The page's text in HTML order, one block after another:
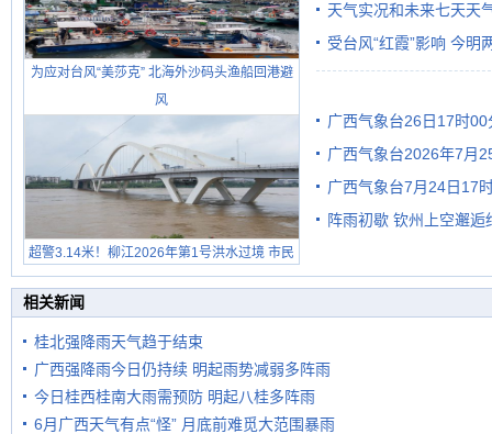
为应对台风“美莎克” 北海外沙码头渔船回港避
风
超警3.14米！柳江2026年第1号洪水过境 市民
在堤岸见证汛况
天气实况和未来七天天
受台风“红霞”影响 今明
广西气象台26日17时
广西气象台2026年7月
级预警
广西气象台7月24日17
阵雨初歇 钦州上空邂逅
相关新闻
桂北强降雨天气趋于结束
广西强降雨今日仍持续 明起雨势减弱多阵雨
今日桂西桂南大雨需预防 明起八桂多阵雨
6月广西天气有点“怪” 月底前难觅大范围暴雨